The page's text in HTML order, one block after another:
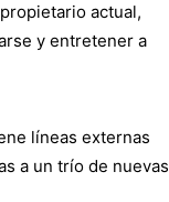
actual,
y entretener a
líneas externas
a un trío de nuevas